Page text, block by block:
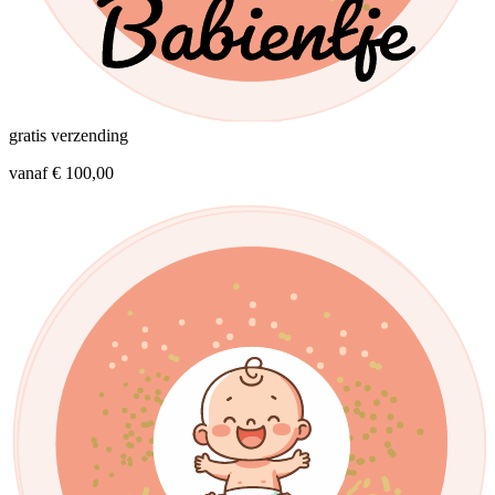
gratis verzending
vanaf € 100,00